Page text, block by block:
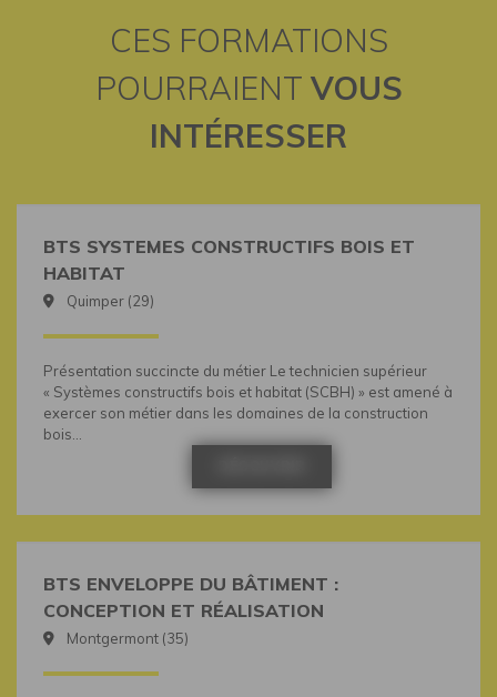
CES FORMATIONS
POURRAIENT VOUS
INTÉRESSER
BTS SYSTEMES CONSTRUCTIFS BOIS ET
HABITAT
Quimper (29)
Présentation succincte du métier Le technicien supérieur
« Systèmes constructifs bois et habitat (SCBH) » est amené à
exercer son métier dans les domaines de la construction
bois...
BTS ENVELOPPE DU BÂTIMENT :
CONCEPTION ET RÉALISATION
Montgermont (35)